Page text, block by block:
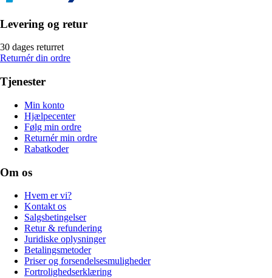
Levering og retur
30 dages returret
Returnér din ordre
Tjenester
Min konto
Hjælpecenter
Følg min ordre
Returnér min ordre
Rabatkoder
Om os
Hvem er vi?
Kontakt os
Salgsbetingelser
Retur & refundering
Juridiske oplysninger
Betalingsmetoder
Priser og forsendelsesmuligheder
Fortrolighedserklæring